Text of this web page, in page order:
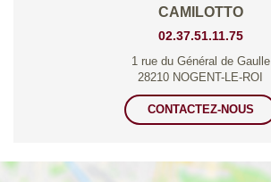
CAMILOTTO
02.37.51.11.75
1 rue du Général de Gaulle
28210 NOGENT-LE-ROI
CONTACTEZ-NOUS